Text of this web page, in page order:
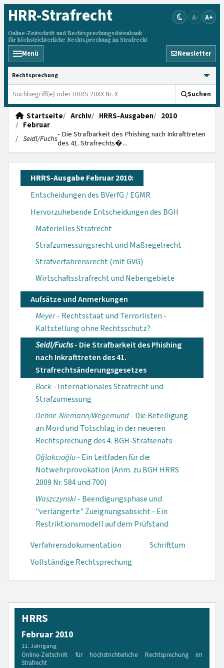
HRR-Strafrecht
Online-Zeitschrift und Rechtsprechungsdatenbank
für höchstrichterliche Rechtsprechung im Strafrecht
A- A+
Menü Newsletter
HRRS durchsuchen
Suchen
Startseite Archiv HRRS-Ausgaben
2010
Februar
Seidl/Fuchs- Die Strafbarkeit des Phishing nach Inkrafttreten
des 41. Strafrechts�...
HRRS-Ausgabe Februar 2010:
Entscheidungen des BVerfG / EGMR
Hervorzuhebende Entscheidungen des BGH
Materielles Strafrecht
Strafzumessungsrecht und Maßregelrecht
Strafverfahrensrecht (mit GVG)
Wirtschaftsstrafrecht und Nebengebiete
Aufsätze und Anmerkungen
Meyer- Rechtsstaat und Terrorlisten -
Kaltstellung ohne Rechtsschutz?
Seidl/Fuchs- Die Strafbarkeit des Phishing
nach Inkrafttreten des 41.
Strafrechtsänderungs­gesetzes
Bock- Internationales Strafrecht und
Strafzumessung
Dehne-Niemann/Wegemund- Die Beteiligung
an Mord und Totschlag in der neueren
Rechtsprechung des 4. BGH-Strafsenats
Oğlakcıoğlu- Ein Leitfaden für die
Notwehrprovokation (Anm. zu BGH HRRS
2009 Nr. 584 und 700)
Waszczynski- Beendigungsphase und
"verlängerte" Zueignungsabsicht - Ein
Restriktionsmodell auf dem Prüfstand
Verfahrensdokumen­tation
Schrifttum
Vollständige Rechtsprechung
HRRS
Februar 2010
11. Jahrgang
Online-Zeitschrift für höchstrichterliche Rechtsprechung im
Strafrecht